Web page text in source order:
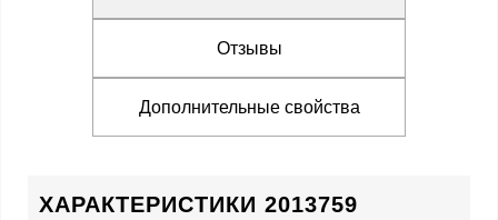
Отзывы
Дополнительные свойства
ХАРАКТЕРИСТИКИ 2013759